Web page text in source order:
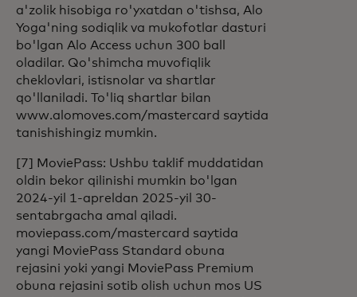
a'zolik hisobiga ro'yxatdan o'tishsa, Alo
Yoga'ning sodiqlik va mukofotlar dasturi
bo'lgan Alo Access uchun 300 ball
oladilar. Qo'shimcha muvofiqlik
cheklovlari, istisnolar va shartlar
qo'llaniladi. To'liq shartlar bilan
www.alomoves.com/mastercard saytida
tanishishingiz mumkin.
[7] MoviePass: Ushbu taklif muddatidan
oldin bekor qilinishi mumkin bo'lgan
2024-yil 1-apreldan 2025-yil 30-
sentabrgacha amal qiladi.
moviepass.com/mastercard saytida
yangi MoviePass Standard obuna
rejasini yoki yangi MoviePass Premium
obuna rejasini sotib olish uchun mos US